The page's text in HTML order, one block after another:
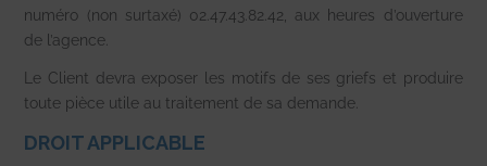
numéro (non surtaxé) 02.47.43.82.42, aux heures d’ouverture
de l’agence.
Le Client devra exposer les motifs de ses griefs et produire
toute pièce utile au traitement de sa demande.
DROIT APPLICABLE